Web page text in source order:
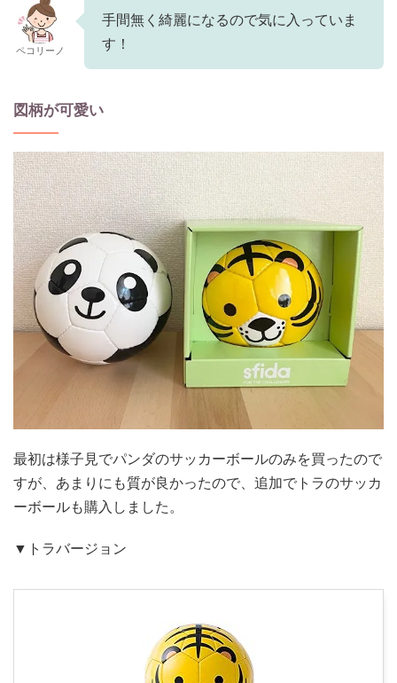
ペコリーノ
手間無く綺麗になるので気に入っていま
す！
図柄が可愛い
最初は様子見でパンダのサッカーボールのみを買ったので
すが、あまりにも質が良かったので、追加でトラのサッカ
ーボールも購入しました。
▼トラバージョン